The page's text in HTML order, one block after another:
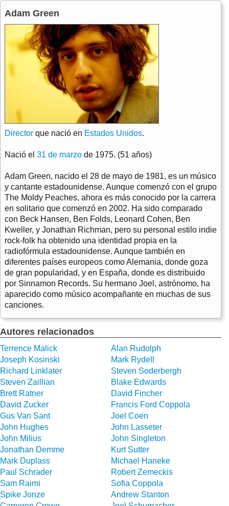
Adam Green
Director que nació en Estados Unidos.
Nació el 31 de marzo de 1975. (51 años)
Adam Green, nacido el 28 de mayo de 1981, es un músico
y cantante estadounidense. Aunque comenzó con el grupo
The Moldy Peaches, ahora es más conocido por la carrera
en solitario que comenzó en 2002. Ha sido comparado
con Beck Hansen, Ben Folds, Leonard Cohen, Ben
Kweller, y Jonathan Richman, pero su personal estilo indie
rock-folk ha obtenido una identidad propia en la
radiofórmula estadounidense. Aunque también en
diferentes países europeos como Alemania, donde goza
de gran popularidad, y en España, donde es distribuido
por Sinnamon Records. Su hermano Joel, astrónomo, ha
aparecido como músico acompañante en muchas de sus
canciones.
Autores relacionados
Terrence Malick
Alan Rudolph
Joseph Kosinski
Mark Rydell
Richard Linklater
Steven Soderbergh
Steven Zaillian
Blake Edwards
Brett Ratner
David Fincher
David Zucker
Francis Ford Coppola
Gus Van Sant
Joel Coen
John Hughes
John Lasseter
John Milius
John Singleton
Jonathan Demme
Kurt Sutter
Mark Duplass
Michael Haneke
Paul Schrader
Robert Zemeckis
Sam Raimi
Sofia Coppola
Spike Jonze
Andrew Stanton